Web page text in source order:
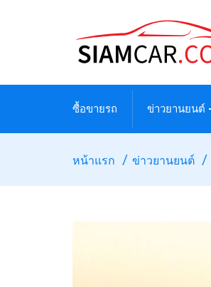
ซื้อขายรถ ข่าวยานยนต์
หน้าแรก ข่าวยานยนต์